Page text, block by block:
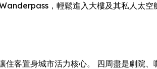
，輕鬆進入大樓及其私人太
置身城市活力核心。 四周盡是劇院、